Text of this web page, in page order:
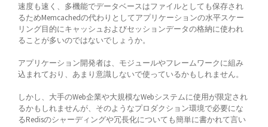
速度も速く、多機能でデータベースはファイルとしても保存され
るためMemcachedの代わりとしてアプリケーションの水平スケー
リング目的にキャッシュおよびセッションデータの格納に使われ
ることが多いのではないでしょうか。
アプリケーション開発者は、モジュールやフレームワークに組み
込まれており、あまり意識しないで使っているかもしれません。
しかし、大手のWeb企業や大規模なWebシステムに使用が限定され
るかもしれませんが、そのようなプロダクション環境で必要にな
るRedisのシャーディングや冗長化についても簡単に書かれて言い